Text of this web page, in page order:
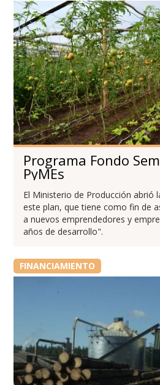
Programa Fondo
PyMEs
El Ministerio de Producción abrió
este plan, que tiene como fin de
a nuevos emprendedores y
años de desarrollo".
FINANCIAMIENTO